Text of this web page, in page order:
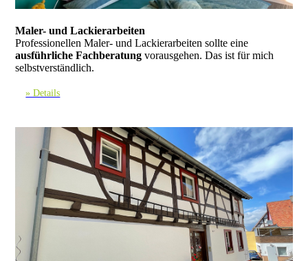
Maler- und Lackierarbeiten
Professionellen Maler- und Lackierarbeiten sollte eine
ausführliche Fachberatung vorausgehen. Das ist für mich
selbstverständlich.
» Details